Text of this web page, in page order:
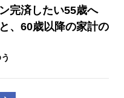
完済したい55歳へ
、60歳以降の家計の